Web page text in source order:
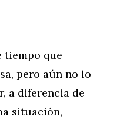
tiempo que
pero aún no lo
a diferencia de
situación,